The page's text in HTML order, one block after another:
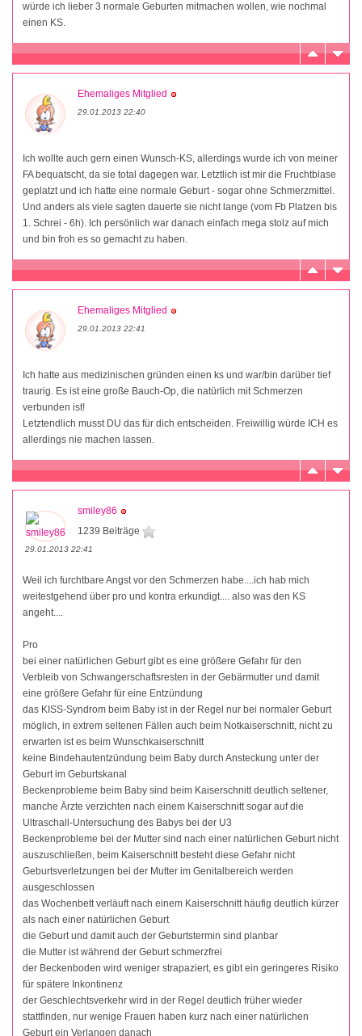
würde ich lieber 3 normale Geburten mitmachen wollen, wie nochmal
einen KS.
Ehemaliges Mitglied
29.01.2013 22:40
Ich wollte auch gern einen Wunsch-KS, allerdings wurde ich von meiner
FA bequatscht, da sie total dagegen war. Letztlich ist mir die Fruchtblase
geplatzt und ich hatte eine normale Geburt - sogar ohne Schmerzmittel.
Und anders als viele sagten dauerte sie nicht lange (vom Fb Platzen bis
1. Schrei - 6h). Ich persönlich war danach einfach mega stolz auf mich
und bin froh es so gemacht zu haben.
Ehemaliges Mitglied
29.01.2013 22:41
Ich hatte aus medizinischen gründen einen ks und war/bin darüber tief
traurig. Es ist eine große Bauch-Op, die natürlich mit Schmerzen
verbunden ist!
Letztendlich musst DU das für dich entscheiden. Freiwillig würde ICH es
allerdings nie machen lassen.
smiley86
1239 Beiträge
29.01.2013 22:41
Weil ich furchtbare Angst vor den Schmerzen habe....ich hab mich
weitestgehend über pro und kontra erkundigt.... also was den KS
angeht....
Pro
bei einer natürlichen Geburt gibt es eine größere Gefahr für den
Verbleib von Schwangerschaftsresten in der Gebärmutter und damit
eine größere Gefahr für eine Entzündung
das KISS-Syndrom beim Baby ist in der Regel nur bei normaler Geburt
möglich, in extrem seltenen Fällen auch beim Notkaiserschnitt, nicht zu
erwarten ist es beim Wunschkaiserschnitt
keine Bindehautentzündung beim Baby durch Ansteckung unter der
Geburt im Geburtskanal
Beckenprobleme beim Baby sind beim Kaiserschnitt deutlich seltener,
manche Ärzte verzichten nach einem Kaiserschnitt sogar auf die
Ultraschall-Untersuchung des Babys bei der U3
Beckenprobleme bei der Mutter sind nach einer natürlichen Geburt nicht
auszuschließen, beim Kaiserschnitt besteht diese Gefahr nicht
Geburtsverletzungen bei der Mutter im Genitalbereich werden
ausgeschlossen
das Wochenbett verläuft nach einem Kaiserschnitt häufig deutlich kürzer
als nach einer natürlichen Geburt
die Geburt und damit auch der Geburtstermin sind planbar
die Mutter ist während der Geburt schmerzfrei
der Beckenboden wird weniger strapaziert, es gibt ein geringeres Risiko
für spätere Inkontinenz
der Geschlechtsverkehr wird in der Regel deutlich früher wieder
stattfinden, nur wenige Frauen haben kurz nach einer natürlichen
Geburt ein Verlangen danach